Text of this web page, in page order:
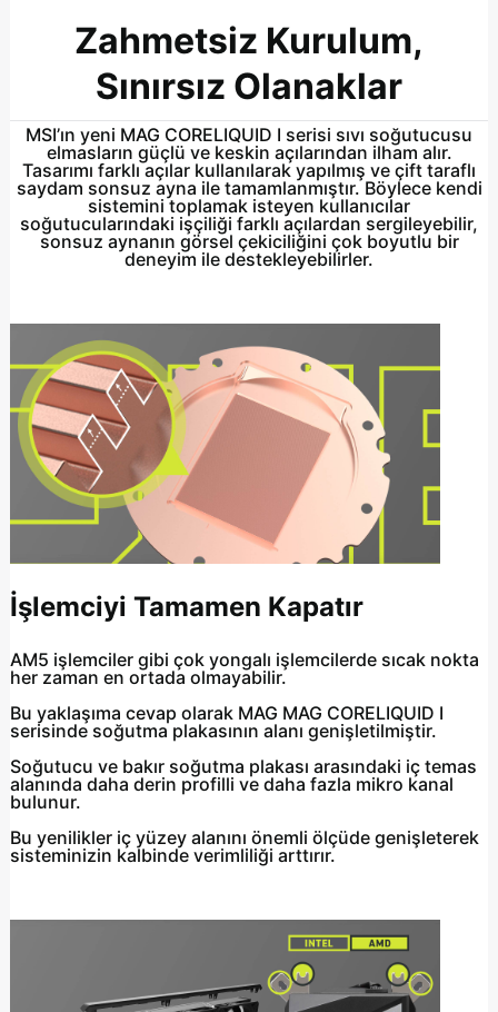
Zahmetsiz Kurulum,
Sınırsız Olanaklar
MSI’ın yeni MAG CORELIQUID I serisi sıvı soğutucusu
elmasların güçlü ve keskin açılarından ilham alır.
Tasarımı farklı açılar kullanılarak yapılmış ve çift taraflı
saydam sonsuz ayna ile tamamlanmıştır. Böylece kendi
sistemini toplamak isteyen kullanıcılar
soğutucularındaki işçiliği farklı açılardan sergileyebilir,
sonsuz aynanın görsel çekiciliğini çok boyutlu bir
deneyim ile destekleyebilirler.
İşlemciyi Tamamen Kapatır
AM5 işlemciler gibi çok yongalı işlemcilerde sıcak nokta
her zaman en ortada olmayabilir.
Bu yaklaşıma cevap olarak MAG MAG CORELIQUID I
serisinde soğutma plakasının alanı genişletilmiştir.
Soğutucu ve bakır soğutma plakası arasındaki iç temas
alanında daha derin profilli ve daha fazla mikro kanal
bulunur.
Bu yenilikler iç yüzey alanını önemli ölçüde genişleterek
sisteminizin kalbinde verimliliği arttırır.